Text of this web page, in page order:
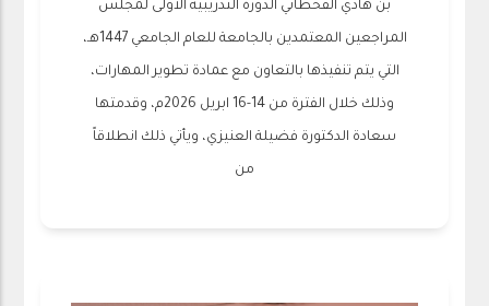
بن هادي القحطاني الدورة التدريبية الأولى لمجلس
المراجعين المعتمدين بالجامعة للعام الجامعي 1447هـ،
التي يتم تنفيذها بالتعاون مع عمادة تطوير المهارات،
وذلك خلال الفترة من 14-16 ابريل 2026م، وقدمتها
سعادة الدكتورة فضيلة العنيزي، ويأتي ذلك انطلاقاً
من